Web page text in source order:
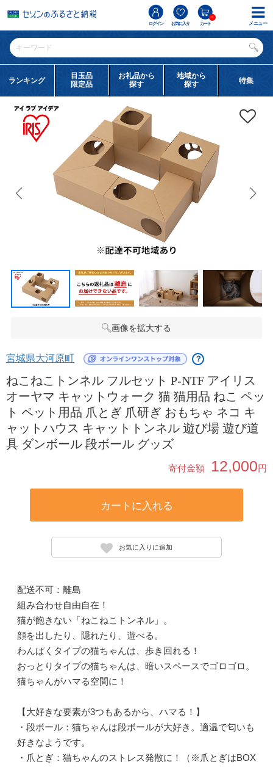
ログイン お気に入り カート
0
ランキング
目玉品
限定品
お礼品から
探す
地域から
探す
特集
画像を拡大する
宮城県大河原町 ？
ねこねこトンネル フルセット P-NTF アイリス
オーヤマ キャットウォーク 猫 猫用品 ねこ ペッ
ト ペット用品 爪とぎ 爪研ぎ おもちゃ ネコ キ
ャットハウス キャットトンネル 遊び場 遊び道
具 ダンボール 段ボール グッズ
寄付金額 12,000円
カートに入れる
お気に入りに追加
配送不可：離島
組み合わせ自由自在！
猫が飽きない「ねこねこトンネル」。
顔を出したり、隠れたり、遊べる。
わんぱくタイプの猫ちゃんは、歩き回れる！
おっとりタイプの猫ちゃんは、暗いスペースでゴロゴロ。
猫ちゃんがハマる空間に！
【大好きな要素が3つもあるから、ハマる！】
・段ボール：猫ちゃんは段ボールが大好き。適温で匂いも
好きなようです。
・爪とぎ：猫ちゃんのストレス発散に！（※爪とぎはBOX
メニュー